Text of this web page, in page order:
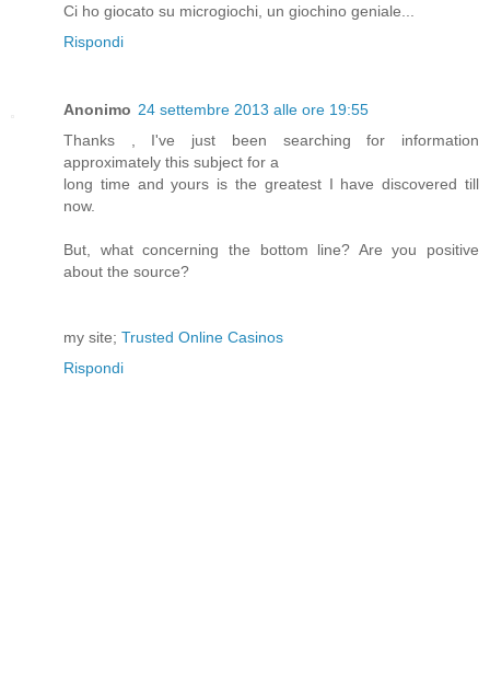
Ci ho giocato su microgiochi, un giochino geniale...
Rispondi
Anonimo 24 settembre 2013 alle ore 19:55
Thanks , I've just been searching for information
approximately this subject for a
long time and yours is the greatest I have discovered till
now.
But, what concerning the bottom line? Are you positive
about the source?
my site; Trusted Online Casinos
Rispondi